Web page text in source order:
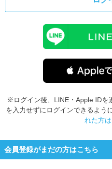
※ログイン後、LINE・Apple IDを
を入力せずにログインできるよう
れた方
会員登録がまだの方はこちら